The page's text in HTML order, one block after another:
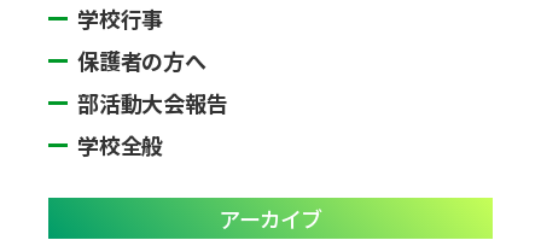
学校行事
保護者の方へ
部活動大会報告
学校全般
アーカイブ